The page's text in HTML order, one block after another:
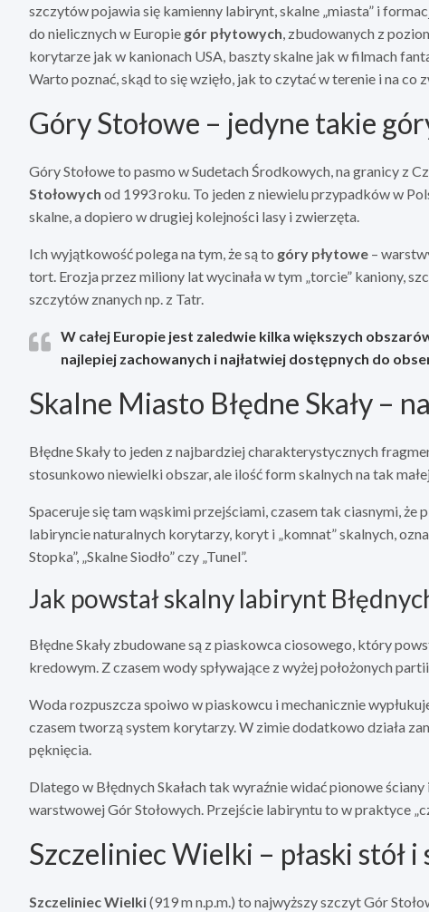
szczytów pojawia się kamienny labirynt, skalne „miasta” i
do nielicznych w Europie gór płytowych, zbudowanych z
korytarze jak w kanionach USA, baszty skalne jak w filmach
Warto poznać, skąd to się wzięło, jak to czytać w terenie i na co
Góry Stołowe – jedyne takie
Góry Stołowe to pasmo w Sudetach Środkowych, na granicy z
Stołowych od 1993 roku. To jeden z niewielu przypadków w
skalne, a dopiero w drugiej kolejności lasy i zwierzęta.
Ich wyjątkowość polega na tym, że są to góry płytowe –
tort. Erozja przez miliony lat wycinała w tym „torcie” kaniony,
szczytów znanych np. z Tatr.
W całej Europie jest zaledwie kilka większych
najlepiej zachowanych i najłatwiej dostępnych do
Skalne Miasto Błędne Skały –
Błędne Skały to jeden z najbardziej charakterystycznych
stosunkowo niewielki obszar, ale ilość form skalnych na tak
Spaceruje się tam wąskimi przejściami, czasem tak ciasnymi, że
labiryncie naturalnych korytarzy, koryt i „komnat” skalnych,
Stopka”, „Skalne Siodło” czy „Tunel”.
Jak powstał skalny labirynt
Błędne Skały zbudowane są z piaskowca ciosowego, który
kredowym. Z czasem wody spływające z wyżej położonych
Woda rozpuszcza spoiwo w piaskowcu i mechanicznie
czasem tworzą system korytarzy. W zimie dodatkowo działa
pęknięcia.
Dlatego w Błędnych Skałach tak wyraźnie widać pionowe
warstwowej Gór Stołowych. Przejście labiryntu to w praktyce
Szczeliniec Wielki – płaski stół
Szczeliniec Wielki(919 m n.p.m.) to najwyższy szczyt Gór